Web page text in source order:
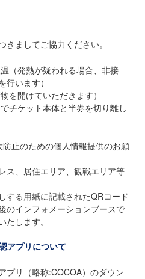
きましてご協力ください。
（発熱が疑われる場合、非接
います）
を開けていただきます）
チケット本体と半券を切り離し
止のための個人情報提供のお願
ス、居住エリア、観戦エリア等
する用紙に記載されたQRコード
のインフォメーションブースで
します。
アプリについて
プリ（略称:COCOA）のダウン